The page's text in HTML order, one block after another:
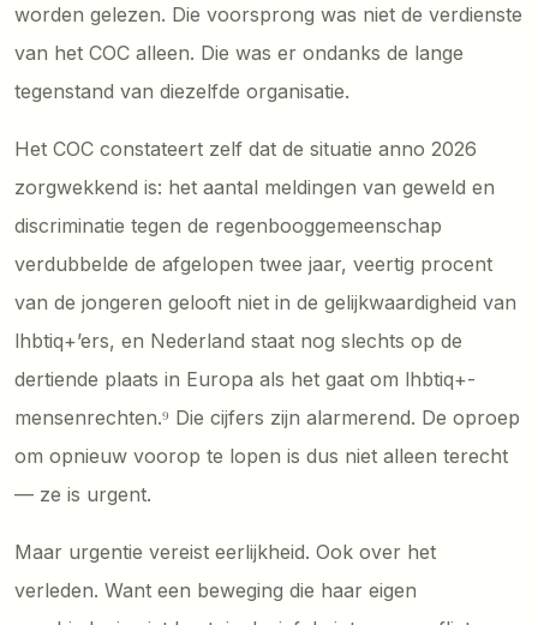
worden gelezen. Die voorsprong was niet de verdienste
van het COC alleen. Die was er ondanks de lange
tegenstand van diezelfde organisatie.
Het COC constateert zelf dat de situatie anno 2026
zorgwekkend is: het aantal meldingen van geweld en
discriminatie tegen de regenbooggemeenschap
verdubbelde de afgelopen twee jaar, veertig procent
van de jongeren gelooft niet in de gelijkwaardigheid van
lhbtiq+’ers, en Nederland staat nog slechts op de
dertiende plaats in Europa als het gaat om lhbtiq+-
mensenrechten.⁹ Die cijfers zijn alarmerend. De oproep
om opnieuw voorop te lopen is dus niet alleen terecht
— ze is urgent.
Maar urgentie vereist eerlijkheid. Ook over het
verleden. Want een beweging die haar eigen